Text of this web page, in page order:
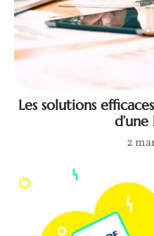
Les solutions
2